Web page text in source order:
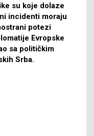
su koje dolaze
incidenti moraju
potezi
Evropske
sa političkim
Srba.